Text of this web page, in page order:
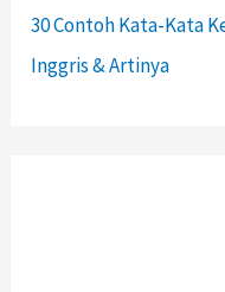
30 Contoh Kata-Kata
Inggris & Artinya